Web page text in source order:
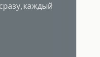
каждый